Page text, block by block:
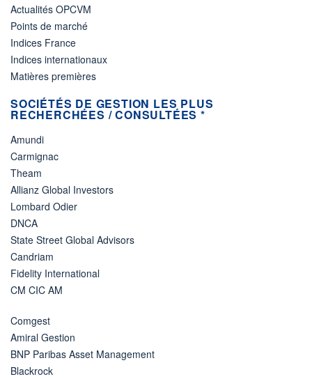
Actualités OPCVM
Points de marché
Indices France
Indices internationaux
Matières premières
SOCIÉTÉS DE GESTION LES PLUS
RECHERCHÉES / CONSULTÉES *
Amundi
Carmignac
Theam
Allianz Global Investors
Lombard Odier
DNCA
State Street Global Advisors
Candriam
Fidelity International
CM CIC AM
Comgest
Amiral Gestion
BNP Paribas Asset Management
Blackrock